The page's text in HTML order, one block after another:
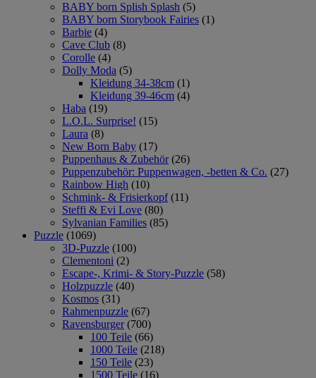
BABY born Splish Splash (5)
BABY born Storybook Fairies (1)
Barbie (4)
Cave Club (8)
Corolle (4)
Dolly Moda (5)
Kleidung 34-38cm (1)
Kleidung 39-46cm (4)
Haba (19)
L.O.L. Surprise! (15)
Laura (8)
New Born Baby (17)
Puppenhaus & Zubehör (26)
Puppenzubehör: Puppenwagen, -betten & Co. (27)
Rainbow High (10)
Schmink- & Frisierkopf (11)
Steffi & Evi Love (80)
Sylvanian Families (85)
Puzzle (1069)
3D-Puzzle (100)
Clementoni (2)
Escape-, Krimi- & Story-Puzzle (58)
Holzpuzzle (40)
Kosmos (31)
Rahmenpuzzle (67)
Ravensburger (700)
100 Teile (66)
1000 Teile (218)
150 Teile (23)
1500 Teile (16)